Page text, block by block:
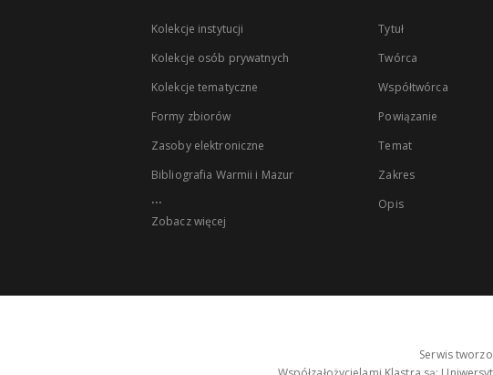
Kolekcje instytucji
Kolekcje osób prywatnych
Kolekcje tematyczne
Formy zbiorów
Zasoby elektroniczne
Bibliografia Warmii i Mazur
...
Zobacz więcej
Tytuł
Twórca
Współtwórca
Powiązanie
Temat
Zakres
Opis
Serwis